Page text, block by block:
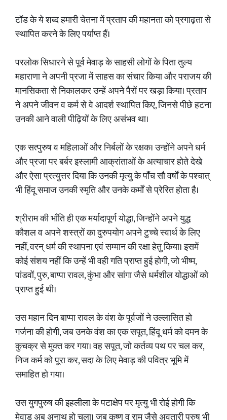
टॉड के ये शब्द हमारी चेतना में प्रताप की महानता को प्रगाढ़ता से
स्थापित करने के लिए पर्याप्त हैं।
परलोक सिधारने से पूर्व मेवाड़ के साहसी लोगों के पिता तुल्य
महाराणा ने अपनी प्रजा में साहस का संचार किया और पराजय की
मानसिकता से निकालकर उन्हें अपने पैरों पर खड़ा किया। प्रताप
ने अपने जीवन व कर्म से वे आदर्श स्थापित किए, जिनसे पीछे हटना
उनकी आने वाली पीढ़ियों के लिए असंभव था।
एक सत्पुरुष व महिलाओं और निर्बलों के रक्षक। उन्होंने अपने धर्म
और प्रजा पर बर्बर इस्लामी आक्रांताओं के अत्याचार होते देखे
और ऐसा प्रत्युत्तर दिया कि उनकी मृत्यु के पाँच सौ वर्षों के पश्चात्
भी हिंदू समाज उनकी स्मृति और उनके कर्मों से प्रेरित होता है।
श्रीराम की भाँति ही एक मर्यादापूर्ण योद्धा, जिन्होंने अपने युद्ध
कौशल व अपने शस्त्रों का दुरुपयोग अपने टुच्चे स्वार्थ के लिए
नहीं, वरन् धर्म की स्थापना एवं सम्मान की रक्षा हेतु किया। इसमें
कोई संशय नहीं कि उन्हें भी वही गति प्राप्त हुई होगी, जो भीष्म,
पांडवों, पुरु, बाप्पा रावल, कुंभा और सांगा जैसे धर्मशील योद्धाओं को
प्राप्त हुई थी।
उस महान दिन बाप्पा रावल के वंश के पूर्वजों ने उल्लासित हो
गर्जना की होगी, जब उनके वंश का एक सपूत, हिंदू धर्म को दमन के
कुचक्र से मुक्त कर गया। वह सपूत, जो कर्तव्य पथ पर चल कर,
निज कर्म को पूरा कर, सदा के लिए मेवाड़ की पवित्र भूमि में
समाहित हो गया।
उस युगपुरुष की इहलीला के पटाक्षेप पर मृत्यु भी रोई होगी कि